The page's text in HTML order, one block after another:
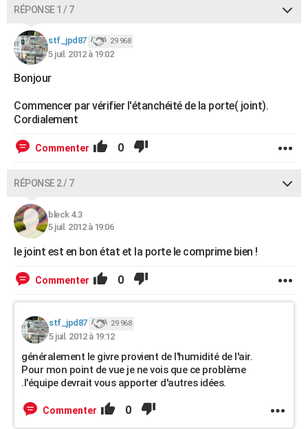
CARTE DE VOEUX
Carte de Noël
Carte Bonne année
Carte Saint-Valentin
Carte Pâques
Carte d'anniversaire
DICTIONNAIRE
Dictionnaire
Biographies
Citations
Expressions
Proverbes
S'inscrire
Se connecter
Lycées
Collèges
Primaires
Universités
Entreprises
Service militaire
Avis de recherche
AVIS DE DÉCÈS
FORUM
Bricolage
Lifestyle
Culture
Sport
Auto
Television
Voyage
Cinema
RÉPONSE 1 / 7
stf_jpd87 29 968
5 juil. 2012 à 19:02
Bonjour
Commencer par vérifier l'étanchéité de la porte( joint).
Cordialement
Commenter 0
RÉPONSE 2 / 7
bleck 4.3
5 juil. 2012 à 19:06
le joint est en bon état et la porte le comprime bien !
Commenter 0
stf_jpd87 29 968
5 juil. 2012 à 19:12
généralement le givre provient de l'humidité de l'air.
Pour mon point de vue je ne vois que ce problème
.l'équipe devrait vous apporter d'autres idées.
Commenter 0